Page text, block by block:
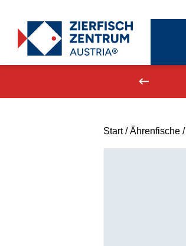
Zierfisch Aquarium Austria
Start/Ährenfische/